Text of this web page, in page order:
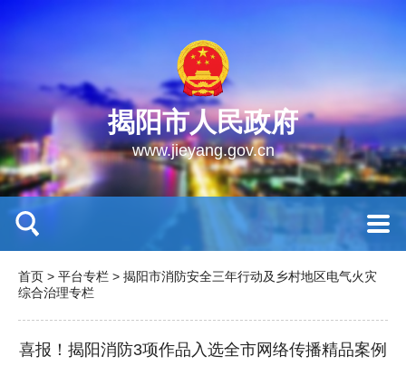
揭阳市人民政府
www.jieyang.gov.cn
首页 > 平台专栏 > 揭阳市消防安全三年行动及乡村地区电气火灾
综合治理专栏
喜报！揭阳消防3项作品入选全市网络传播精品案例